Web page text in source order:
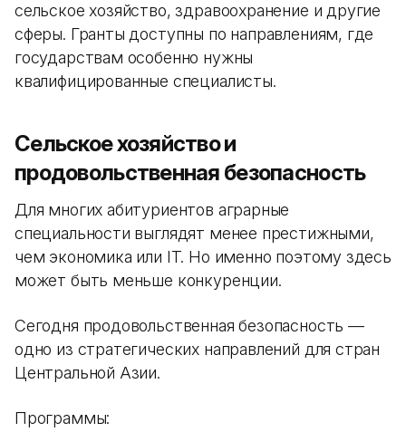
сельское хозяйство, здравоохранение и другие
сферы. Гранты доступны по направлениям, где
государствам особенно нужны
квалифицированные специалисты.
Сельское хозяйство и
продовольственная безопасность
Для многих абитуриентов аграрные
специальности выглядят менее престижными,
чем экономика или IT. Но именно поэтому здесь
может быть меньше конкуренции.
Сегодня продовольственная безопасность —
одно из стратегических направлений для стран
Центральной Азии.
Программы: